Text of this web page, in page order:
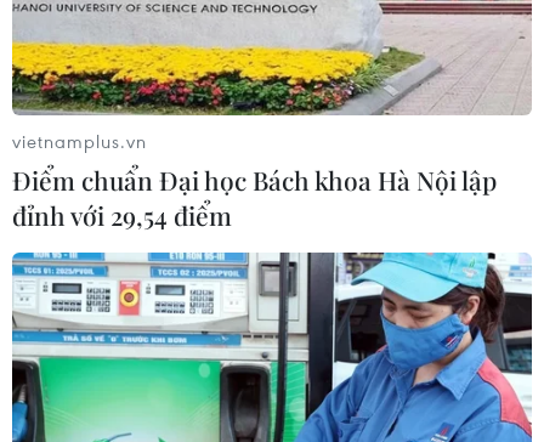
vietnamplus.vn
Điểm chuẩn Đại học Bách khoa Hà Nội lập
đỉnh với 29,54 điểm